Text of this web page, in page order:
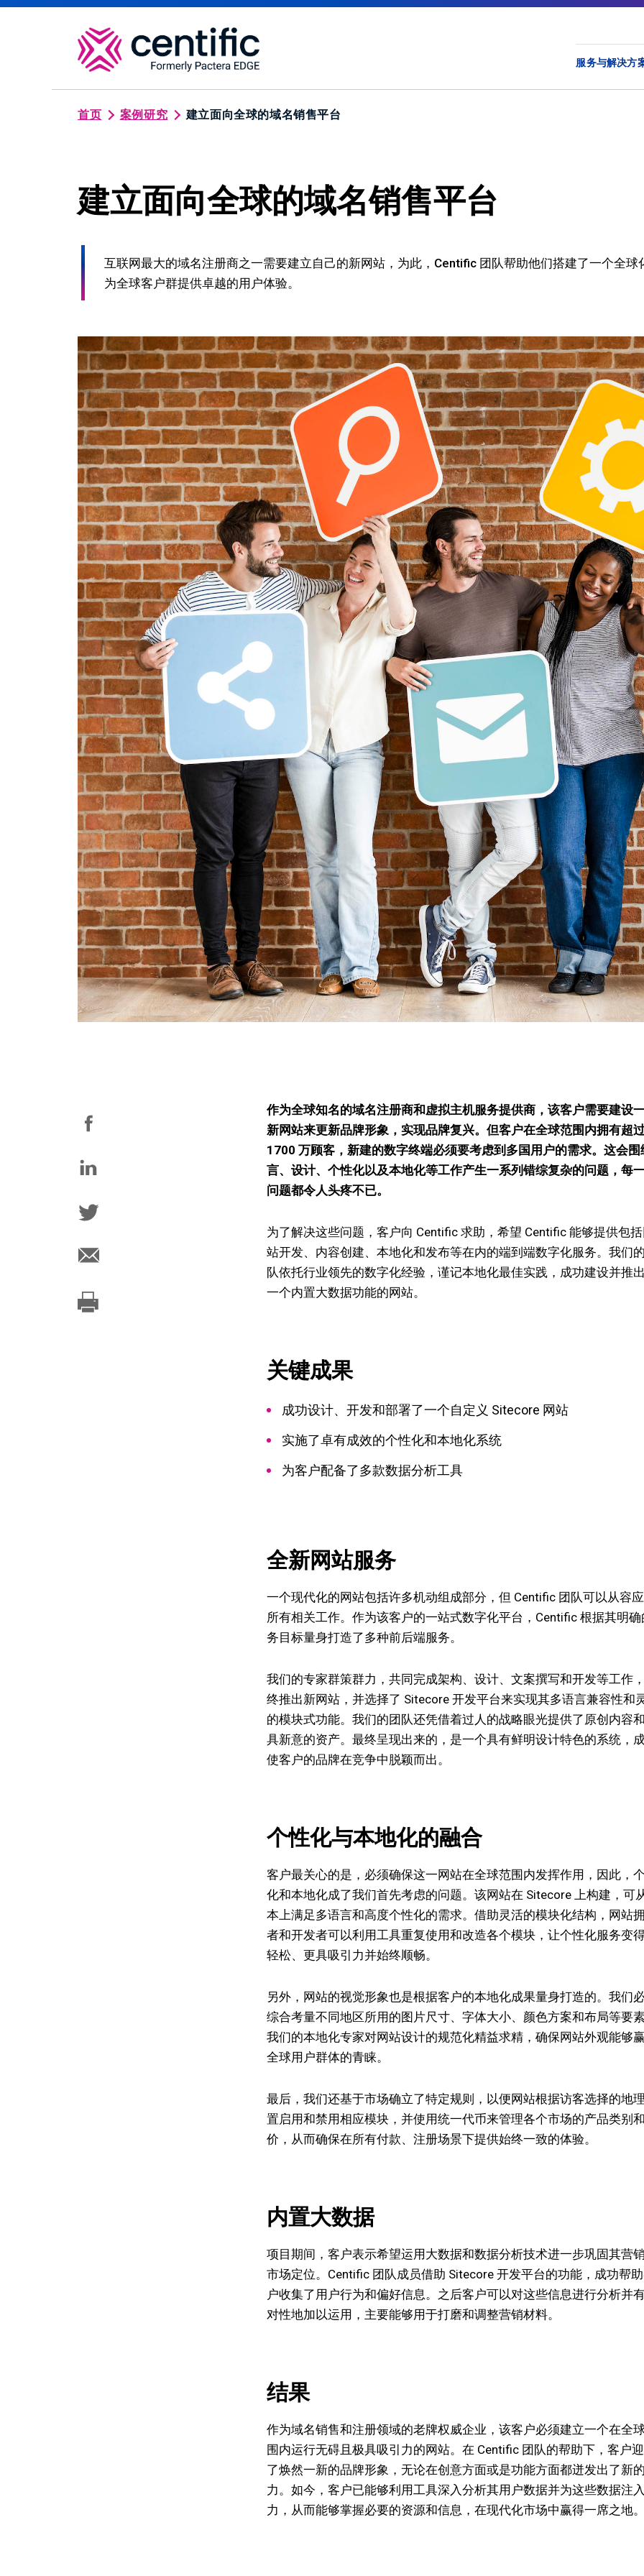
跳
New
服务与解决方
面
屑
首页 案例研究 建立面向全球的域名销售平台
建立面向全球的域名销售平台
互联网最大的域名注册商之一需要建立自己的新网站，为此，Centific 团队帮助他们搭建了一个全球
为全球客户群提供卓越的用户体验。
作为全球知名的域名注册商和虚拟主机服务提供商，该客户需要建设
新网站来更新品牌形象，实现品牌复兴。但客户在全球范围内拥有超
1700 万顾客，新建的数字终端必须要考虑到多国用户的需求。这会围
言、设计、个性化以及本地化等工作产生一系列错综复杂的问题，每
问题都令人头疼不已。
为了解决这些问题，客户向 Centific 求助，希望 Centific 能够提供包
站开发、内容创建、本地化和发布等在内的端到端数字化服务。我们
队依托行业领先的数字化经验，谨记本地化最佳实践，成功建设并推
一个内置大数据功能的网站。
关键成果
成功设计、开发和部署了一个自定义 Sitecore 网站
实施了卓有成效的个性化和本地化系统
为客户配备了多款数据分析工具
全新网站服务
一个现代化的网站包括许多机动组成部分，但 Centific 团队可以从容
所有相关工作。作为该客户的一站式数字化平台，Centific 根据其明确
务目标量身打造了多种前后端服务。
我们的专家群策群力，共同完成架构、设计、文案撰写和开发等工作
终推出新网站，并选择了 Sitecore 开发平台来实现其多语言兼容性和
的模块式功能。我们的团队还凭借着过人的战略眼光提供了原创内容
具新意的资产。最终呈现出来的，是一个具有鲜明设计特色的系统，
使客户的品牌在竞争中脱颖而出。
个性化与本地化的融合
客户最关心的是，必须确保这一网站在全球范围内发挥作用，因此，
化和本地化成了我们首先考虑的问题。该网站在 Sitecore 上构建，可
本上满足多语言和高度个性化的需求。借助灵活的模块化结构，网站
者和开发者可以利用工具重复使用和改造各个模块，让个性化服务变
轻松、更具吸引力并始终顺畅。
另外，网站的视觉形象也是根据客户的本地化成果量身打造的。我们
综合考量不同地区所用的图片尺寸、字体大小、颜色方案和布局等要
我们的本地化专家对网站设计的规范化精益求精，确保网站外观能够
全球用户群体的青睐。
最后，我们还基于市场确立了特定规则，以便网站根据访客选择的地
置启用和禁用相应模块，并使用统一代币来管理各个市场的产品类别
价，从而确保在所有付款、注册场景下提供始终一致的体验。
内置大数据
项目期间，客户表示希望运用大数据和数据分析技术进一步巩固其营
市场定位。Centific 团队成员借助 Sitecore 开发平台的功能，成功帮
户收集了用户行为和偏好信息。之后客户可以对这些信息进行分析并
对性地加以运用，主要能够用于打磨和调整营销材料。
结果
作为域名销售和注册领域的老牌权威企业，该客户必须建立一个在全
围内运行无碍且极具吸引力的网站。在 Centific 团队的帮助下，客户
了焕然一新的品牌形象，无论在创意方面或是功能方面都迸发出了新
力。如今，客户已能够利用工具深入分析其用户数据并为这些数据注
力，从而能够掌握必要的资源和信息，在现代化市场中赢得一席之地